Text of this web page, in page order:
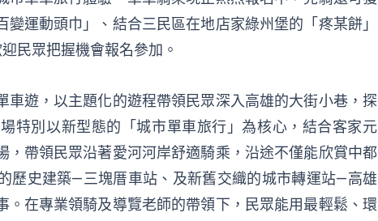
運動頭巾」、結合三民區在地店家綠州堡的「疼某餅」
民眾把握機會報名參加 。
遊，以主題化的遊程帶領民眾深入高雄的大街小巷，探
特別以新型態的「城市單車旅行」為核心，結合客家元
，帶領民眾沿著愛河河岸舒適騎乘，沿途不僅能欣賞中都
歷史建築—三塊厝車站、及新舊交織的城市轉運站—高雄
在專業領騎及導覽老師的帶領下，民眾能用最輕鬆、環